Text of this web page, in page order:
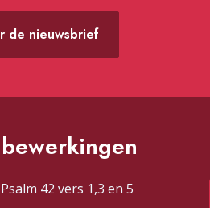
de nieuwsbrief
42 vers 1,3 en 5